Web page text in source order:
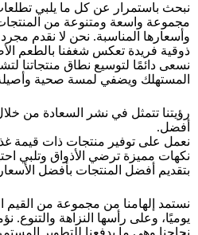
نبحث باستمرار عن كل ما يلبي
مجموعة واسعة ومتنوعة من المنتجات
وأسعارها المناسبة. نحن لا نقدم
ذوقية فريدة تعكس شغفنا بالطعم
نسعى دائمًا لتوسيع نطاق منتجاتنا
المستهلك ويضفي لمسة صحية
رؤيتنا تتمثل في نشر السعادة من
أفضل.
نعمل على توفير منتجات ذات قيمة
نكهات مميزة ترضي الأذواق وتلبي
بتقديم أفضل المنتجات بأفضل
نستمد إلهامنا من مجموعة من القيم
يوميًا، وعلى رأسها النزاهة